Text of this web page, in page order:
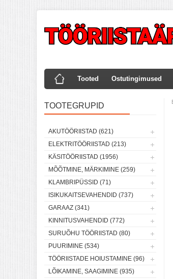
Tooted Ostutingimused
TOOTEGRUPID
AKUTÖÖRIISTAD (621)
ELEKTRITÖÖRIISTAD (213)
KÄSITÖÖRIISTAD (1956)
MÕÕTMINE, MÄRKIMINE (259)
KLAMBRIPÜSSID (71)
ISIKUKAITSEVAHENDID (737)
GARAAZ (341)
KINNITUSVAHENDID (772)
SURUÕHU TÖÖRIISTAD (80)
PUURIMINE (534)
TÖÖRIISTADE HOIUSTAMINE (96)
LÕIKAMINE, SAAGIMINE (935)